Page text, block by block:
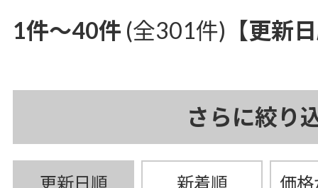
1件～40件 (全301件) 【更新
さらに絞り
更新日順 新着順 価